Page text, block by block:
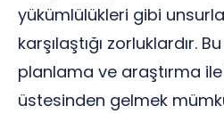
yükümlülükleri gibi
karşılaştığı zorluklardır.
planlama ve araştırma
üstesinden gelmek